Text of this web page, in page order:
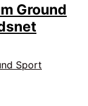
Ground